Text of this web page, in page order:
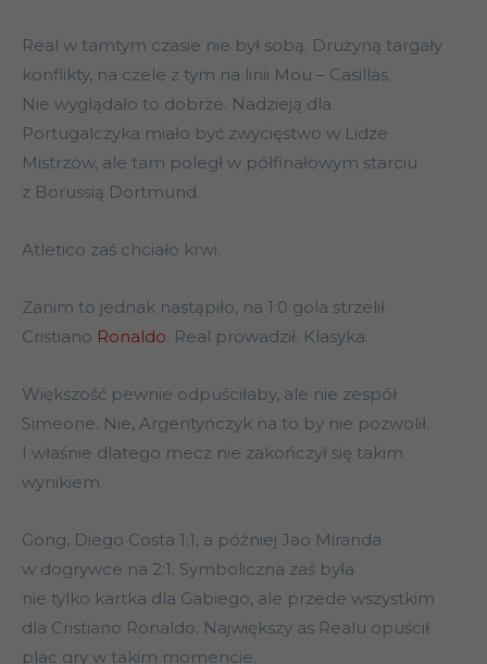
Real w tamtym czasie nie był sobą. Drużyną targały
konflikty, na czele z tym na linii Mou – Casillas.
Nie wyglądało to dobrze. Nadzieją dla
Portugalczyka miało być zwycięstwo w Lidze
Mistrzów, ale tam poległ w półfinałowym starciu
z Borussią Dortmund.
Atletico zaś chciało krwi.
Zanim to jednak nastąpiło, na 1:0 gola strzelił
Cristiano Ronaldo. Real prowadził. Klasyka.
Większość pewnie odpuściłaby, ale nie zespół
Simeone. Nie, Argentyńczyk na to by nie pozwolił.
I właśnie dlatego mecz nie zakończył się takim
wynikiem.
Gong, Diego Costa 1:1, a później Jao Miranda
w dogrywce na 2:1. Symboliczna zaś była
nie tylko kartka dla Gabiego, ale przede wszystkim
dla Cristiano Ronaldo. Największy as Realu opuścił
plac gry w takim momencie.